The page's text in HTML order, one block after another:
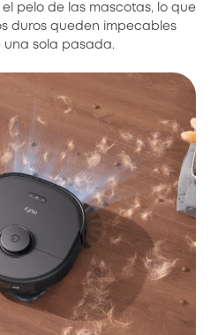
pelo de las mascotas, lo que
duros queden impecables
una sola pasada.